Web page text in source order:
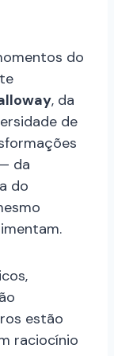
do
, da
de
da
do
estão
raciocínio